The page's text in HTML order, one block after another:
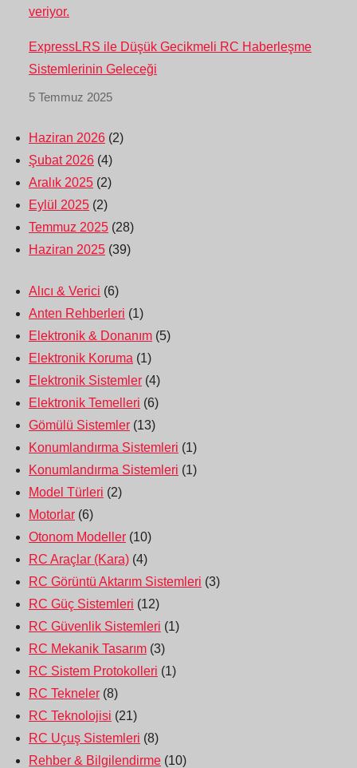
ExpressLRS ile Düşük Gecikmeli RC Haberleşme
Sistemlerinin Geleceği
5 Temmuz 2025
Haziran 2026 (2)
Şubat 2026 (4)
Aralık 2025 (2)
Eylül 2025 (2)
Temmuz 2025 (28)
Haziran 2025 (39)
Alıcı & Verici (6)
Anten Rehberleri (1)
Elektronik & Donanım (5)
Elektronik Koruma (1)
Elektronik Sistemler (4)
Elektronik Temelleri (6)
Gömülü Sistemler (13)
Konumlandırma Sistemleri (1)
Konumlandırma Sistemleri (1)
Model Türleri (2)
Motorlar (6)
Otonom Modeller (10)
RC Araçlar (Kara) (4)
RC Görüntü Aktarım Sistemleri (3)
RC Güç Sistemleri (12)
RC Güvenlik Sistemleri (1)
RC Mekanik Tasarım (3)
RC Sistem Protokolleri (1)
RC Tekneler (8)
RC Teknolojisi (21)
RC Uçuş Sistemleri (8)
Rehber & Bilgilendirme (10)